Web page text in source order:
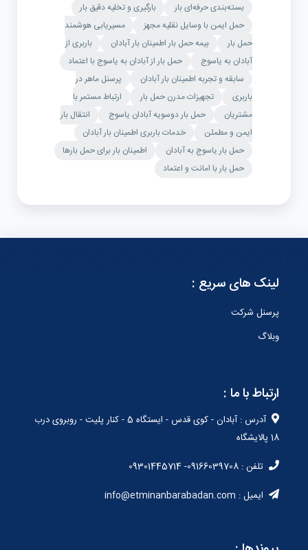
بسته‌بندی حرفه‌ای بار
بارگیری و تخلیه دقیق بار
حمل ایمن با وسایل نقلیه مجهز
مسیریابی هوشمند
حمل بار
بیمه حمل بار اطمینان بار آبادان
باربری از
آبادان به یاسوج
حمل بار از آبادان به یاسوج با اعتماد
سابقه و تجربه اطمینان بار آبادان
پرسنل ماهر در
باربری
تجهیزات مدرن حمل بار
ارتباط مستمر با
مشتریان
حمل بار دوسویه آبادان یاسوج
انتقال بار
ایمن و مطمئن
خدمات باربری اطمینان بار آبادان
حمل بار یاسوج به آبادان
اطمینان بار برای حمل بارها
حمل بار با امانت و اعتماد
لینک های سریع :
پرسنل شرکت
وبلاگ
ارتباط با ما :
آدرس : آبادان - کوی قدس - ایستگاه 5 - کنار پلیت - روبروی درب
18 پالایشگاه
تلفن : 09166039708- 09301445714
ایمیل : info@etminanbarabadan.com